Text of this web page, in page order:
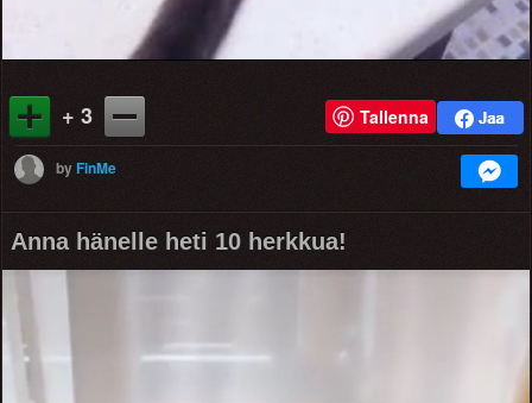
+ 3 Tallenna
byFinMe
Anna hänelle heti 10 herkkua!